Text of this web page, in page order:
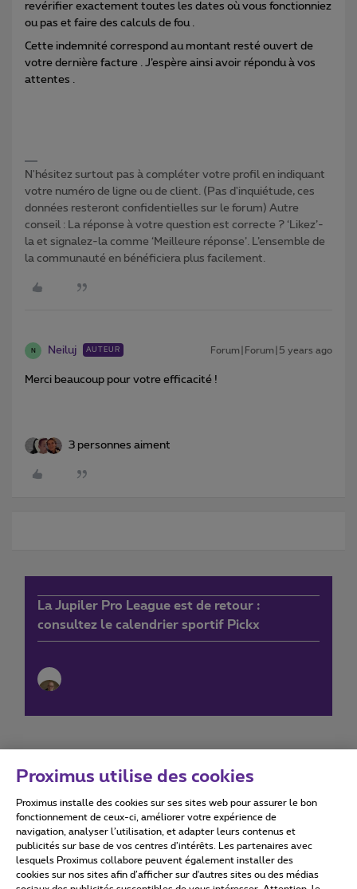
revérifier exactement toutes les dates où vous fonctionniez
ou pas et faire des calculs de fou .
Cette indemnité correspond au montant resté ouvert de
votre dernière facture . J’espère ainsi avoir répondu à vos
attentes .
N'hésitez surtout pas à compléter votre profil en indiquant
votre numéro de ligne ou de client. (Pas d'inquiétude, ces
données resteront confidentielles sur le forum) Autre
conseil : La réponse à votre question est correcte ? ‘Likez’-
la et signalez-la comme ‘Meilleure réponse’. L’ensemble de
la communauté en bénéficiera plus facilement.
N Neiluj AUTEUR Forum|Forum|5 years ago
Merci beaucoup pour votre efficacité !
3 personnes aiment
La Jupiler Pro League est de retour :
consultez le calendrier sportif Pickx
Conditions d'utilisation Accessibility statement
Proximus utilise des cookies
Proximus installe des cookies sur ses sites web pour assurer le bon
fonctionnement de ceux-ci, améliorer votre expérience de
navigation, analyser l’utilisation, et adapter leurs contenus et
publicités sur base de vos centres d’intérêts. Les partenaires avec
lesquels Proximus collabore peuvent également installer des
cookies sur nos sites afin d’afficher sur d'autres sites ou des médias